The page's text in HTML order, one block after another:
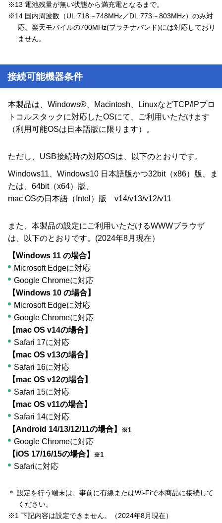
※13 電池残量が無い状態から満充電となるまで。
※14 国内周波数（UL:718～748MHz／DL:773～803MHz）のみ対
応。楽天モバイルの700MHz(プラチナバンド)には対応しており
ません。
接続可能機器条件
本製品は、Windows®、Macintosh、LinuxなどTCP/IPプロ
トコルスタックに対応したOSにて、ご利用いただけます
（利用可能OSは日本語版に限ります）。
ただし、USB接続時の対応OSは、以下のとおりです。
Windows11、Windows10 日本語版かつ32bit（x86）版、ま
たは、64bit（x64）版、
mac OSの日本語（Intel）版 v14/v13/v12/v11
また、本製品の設定にご利用いただけるWWWブラウザ
は、以下のとおりです。(2024年8月現在）
【Windows 11 の場合】
Microsoft Edgeに対応
Google Chromeに対応
【Windows 10 の場合】
Microsoft Edgeに対応
Google Chromeに対応
【mac OS v14の場合】
Safari 17に対応
【mac OS v13の場合】
Safari 16に対応
【mac OS v12の場合】
Safari 15に対応
【mac OS v11の場合】
Safari 14に対応
【Android 14/13/12/11の場合】
※1
Google Chromeに対応
【iOS 17/16/15の場合】
※1
Safariに対応
＊ 設定を行う端末は、事前に有線またはWi-Fiで本商品に接続して
ください。
※1 下記内容は設定できません。（2024年8月現在）